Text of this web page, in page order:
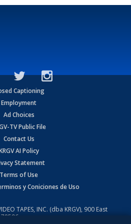
Captioning
Employment
Ad Choices
TV Public File
Contact Us
AI Policy
Statement
Terms of Use
y Coniciones de Uso
TAPES, INC. (dba KRGV), 900 East